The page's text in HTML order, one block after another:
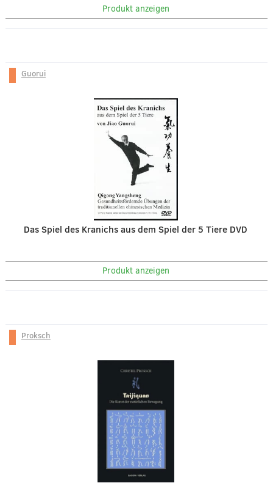
Produkt anzeigen
Guorui
Das Spiel des Kranichs aus dem Spiel der 5 Tiere DVD
Produkt anzeigen
Proksch